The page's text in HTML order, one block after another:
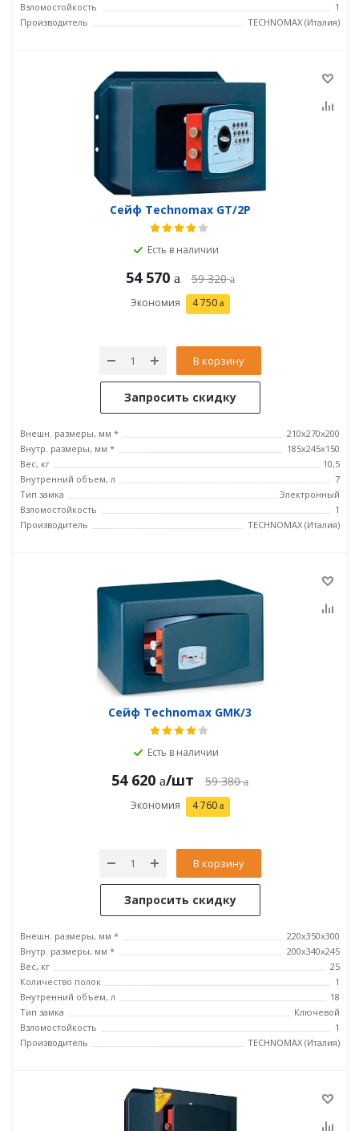
Взломостойкость
1
Производитель
TECHNOMAX (Италия)
Сейф Technomax GT/2P
Есть в наличии
54 570 59 320
Экономия 4 750
В корзину
Запросить скидку
Внешн. размеры, мм *
210x270x200
Внутр. размеры, мм *
185х245х150
Вес, кг
10,5
Внутренний объем, л
7
Тип замка
Электронный
Взломостойкость
1
Производитель
TECHNOMAX (Италия)
Сейф Technomax GMK/3
Есть в наличии
54 620 /шт 59 380
Экономия 4 760
В корзину
Запросить скидку
Внешн. размеры, мм *
220х350х300
Внутр. размеры, мм *
200х340х245
Вес, кг
25
Количество полок
1
Внутренний объем, л
18
Тип замка
Ключевой
Взломостойкость
1
Производитель
TECHNOMAX (Италия)